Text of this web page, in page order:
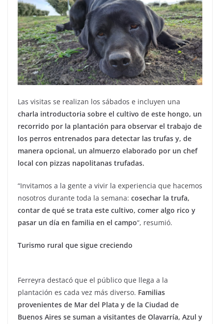
Las visitas se realizan los sábados e incluyen una
charla introductoria sobre el cultivo de este hongo, un
recorrido por la plantación para observar el trabajo de
los perros entrenados para detectar las trufas y, de
manera opcional, un almuerzo elaborado por un chef
local con pizzas napolitanas trufadas.
“Invitamos a la gente a vivir la experiencia que hacemos
nosotros durante toda la semana: cosechar la trufa,
contar de qué se trata este cultivo, comer algo rico y
pasar un día en familia en el campo“, resumió.
Turismo rural que sigue creciendo
Ferreyra destacó que el público que llega a la
plantación es cada vez más diverso. Familias
provenientes de Mar del Plata y de la Ciudad de
Buenos Aires se suman a visitantes de Olavarría, Azul y